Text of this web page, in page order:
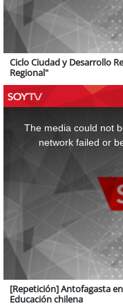
Ciclo Ciudad y Desarrollo
Regional"
The media could not
network failed or
[Repetición] Antofagasta
Educación chilena